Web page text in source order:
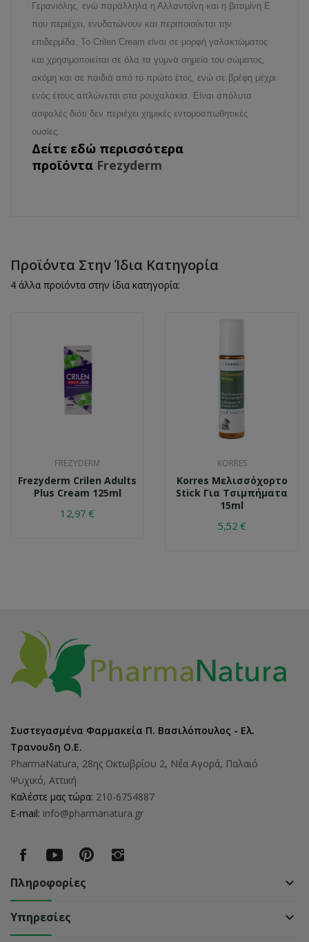
Γερανιόλης, ενώ παράλληλα η Αλλαντοΐνη και η βιταμίνη Ε
που περιέχει, ενυδατώνουν και περιποιούνται την
επιδερμίδα. Το Crilen Cream είναι σε μορφή γαλακτώματος
και χρησιμοποιείται σε όλα τα γυμνά σημεία του σώματος,
ακόμη και σε παιδιά από το πρώτο έτος, ενώ σε βρέφη μέχρι
ενός έτους απλώνεται στα ρουχαλάκια. Είναι απόλυτα
ασφαλές διότι δεν περιέχει χημικές εντομοαπωθητικές
ουσίες.
Δείτε εδώ περισσότερα
προϊόντα Frezyderm
Προϊόντα Στην Ίδια Κατηγορία
4 άλλα προϊόντα στην ίδια κατηγορία:
FREZYDERM
Frezyderm Crilen Adults
Plus Cream 125ml
12,97 €
KORRES
Korres Μελισσόχορτο
Stick Για Τσιμπήματα
15ml
5,52 €
Συστεγασμένα Φαρμακεία Π. Βασιλόπουλος - Ελ.
Τρανουδη Ο.Ε.
PharmaNatura, 28ης Οκτωβρίου 2, Νέα Αγορά, Παλαιό
Ψυχικό, Αττική
Καλέστε μας τώρα: 210-6754887
E-mail: info@pharmanatura.gr
Πληροφορίες keyboard_arrow_down
Υπηρεσίες keyboard_arrow_down